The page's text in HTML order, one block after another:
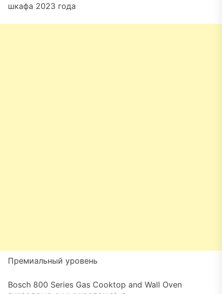
шкафа 2023 года
Премиальный уровень
Bosch 800 Series Gas Cooktop and Wall Oven